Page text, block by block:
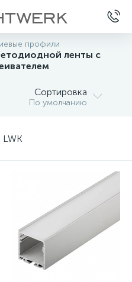
профили
ленты с
Сортировка
По умолчанию
LWK